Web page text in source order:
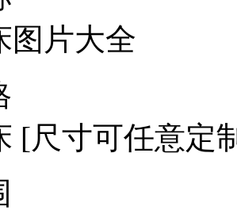
图片大全
[尺寸可任意定